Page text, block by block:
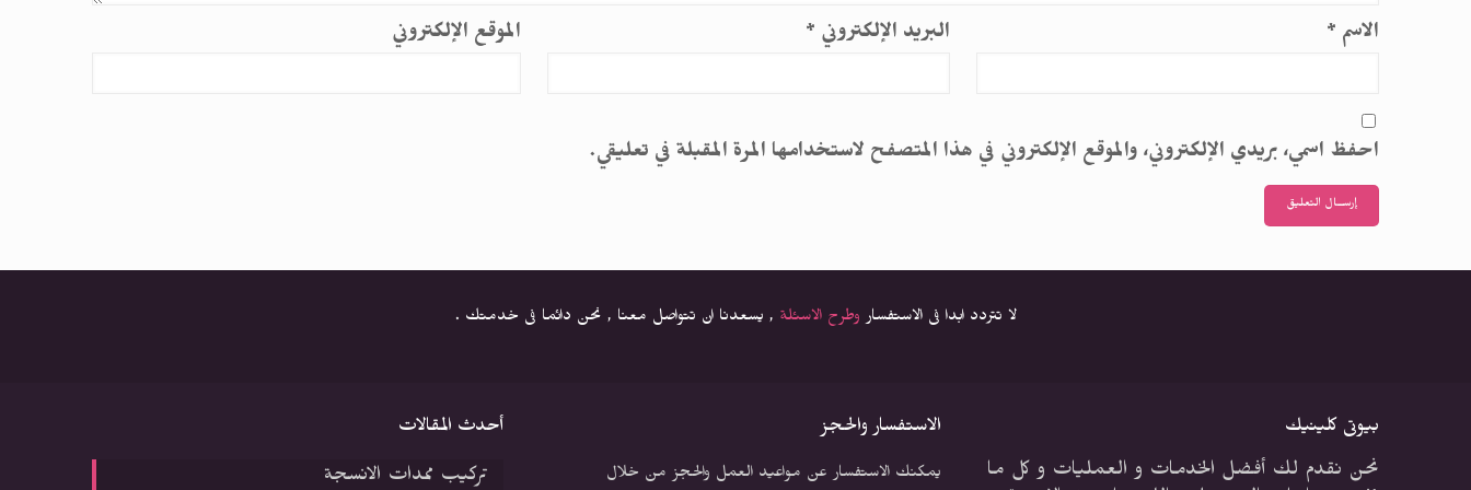
الاسم * البريد الإلكتروني * الموقع الإلكتروني
احفظ اسمي، بريدي الإلكتروني، والموقع الإلكتروني في هذا المتصفح لاستخدامها المرة المقبلة في تعليقي.
لا تتردد ابدا فى الاستفسار وطرح الاسئلة , يسعدنا ان تتواصل معنا , نحن دائما فى خدمتك .
بيوتى كلينيك
نحن نقدم لك أفضل الخدمات و العمليات و كل ما
الاستفسار والحجز
يمكنك الاستفسار عن مواعيد العمل والحجز من خلال
أحدث المقالات
تركيب ممدات الانسجة